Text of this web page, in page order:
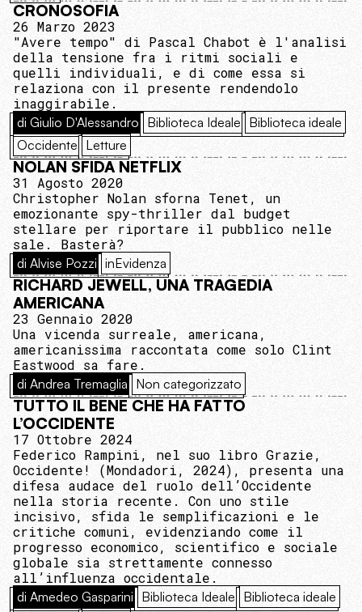
CRONOSOFIA
26 Marzo 2023
"Avere tempo" di Pascal Chabot è l'analisi
della tensione fra i ritmi sociali e
quelli individuali, e di come essa si
relaziona con il presente rendendolo
inaggirabile.
di Giulio D'Alessandro Biblioteca Ideale Biblioteca ideale
Occidente Letture
NOLAN SFIDA NETFLIX
31 Agosto 2020
Christopher Nolan sforna Tenet, un
emozionante spy-thriller dal budget
stellare per riportare il pubblico nelle
sale. Basterà?
di Alvise Pozzi inEvidenza
RICHARD JEWELL, UNA TRAGEDIA
AMERICANA
23 Gennaio 2020
Una vicenda surreale, americana,
americanissima raccontata come solo Clint
Eastwood sa fare.
di Andrea Tremaglia Non categorizzato
TUTTO IL BENE CHE HA FATTO
L’OCCIDENTE
17 Ottobre 2024
Federico Rampini, nel suo libro Grazie,
Occidente! (Mondadori, 2024), presenta una
difesa audace del ruolo dell’Occidente
nella storia recente. Con uno stile
incisivo, sfida le semplificazioni e le
critiche comuni, evidenziando come il
progresso economico, scientifico e sociale
globale sia strettamente connesso
all’influenza occidentale.
di Amedeo Gasparini Biblioteca Ideale Biblioteca ideale